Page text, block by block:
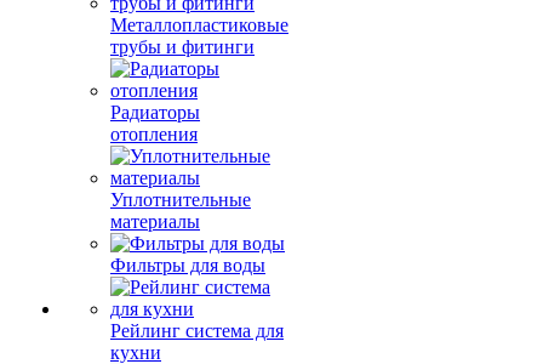
Металлопластиковые
трубы и фитинги
Радиаторы
отопления
Уплотнительные
материалы
Фильтры для воды
Рейлинг система для
кухни